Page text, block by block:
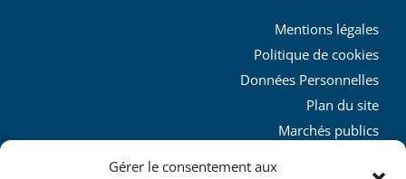
Gérer le consentement aux
Mentions légales
Politique de cookies
Données Personnelles
Plan du site
Marchés publics